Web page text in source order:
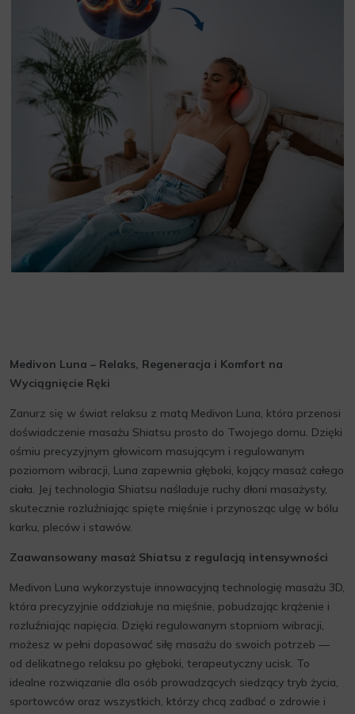
Medivon Luna – Relaks, Regeneracja i Komfort na
Wyciągnięcie Ręki
Zanurz się w świat relaksu z matą Medivon Luna, która przenosi
doświadczenie masażu Shiatsu prosto do Twojego domu. Dzięki
ośmiu precyzyjnym głowicom masującym i regulowanym
poziomom wibracji, Luna zapewnia głęboki, kojący masaż całego
ciała. Jej technologia Shiatsu naśladuje ruchy dłoni masażysty,
skutecznie rozluźniając spięte mięśnie i przynosząc ulgę w bólu
karku, pleców i stawów.
Zaawansowany masaż Shiatsu z regulacją intensywności
Medivon Luna wykorzystuje innowacyjną technologię masażu 3D,
która precyzyjnie oddziałuje na mięśnie, pobudzając krążenie i
rozluźniając napięcia. Dzięki regulowanym stopniom wibracji,
możesz w pełni dopasować siłę masażu do swoich potrzeb —
od delikatnego relaksu po głęboki, terapeutyczny ucisk. To
idealne rozwiązanie dla osób prowadzących siedzący tryb życia,
sportowców oraz wszystkich, którzy chcą zadbać o zdrowie i